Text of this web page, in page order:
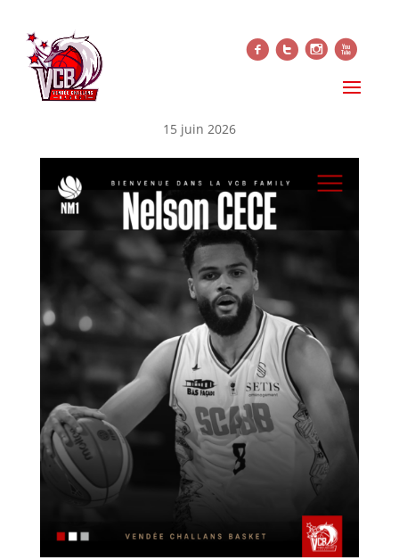
f t i x
NELSON CECE REJOINT LE
VENDÉE CHALLANS BASKET
15 juin 2026